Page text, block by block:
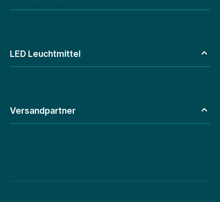
LED Leuchtmittel
Versandpartner